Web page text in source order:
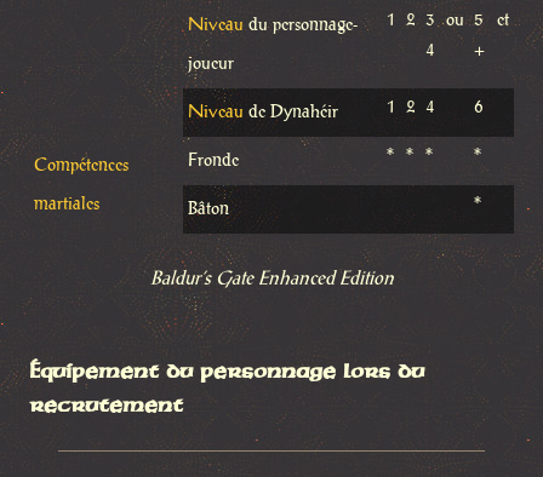
Baldur’s Gate Enhanced Edition
Niveau du personnage-
joueur
1 2
3 ou
4
5 et
+
Niveau de Dynahéir 1 2 4 6
Compétences
martiales
Fronde * * * *
Bâton *
Équipement du personnage lors du
recrutement